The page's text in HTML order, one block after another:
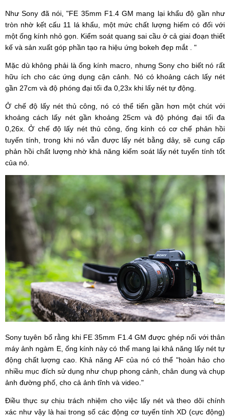
Như Sony đã nói, "FE 35mm F1.4 GM mang lại khẩu độ gần như
tròn nhờ kết cấu 11 lá khẩu, một mức chất lượng hiếm có đối với
một ống kính nhỏ gọn. Kiểm soát quang sai cầu ở cả giai đoạn thiết
kế và sản xuất góp phần tạo ra hiệu ứng bokeh đẹp mắt . "
Mặc dù không phải là ống kính macro, nhưng Sony cho biết nó rất
hữu ích cho các ứng dụng cận cảnh. Nó có khoảng cách lấy nét
gần 27cm và độ phóng đại tối đa 0,23x khi lấy nét tự động.
Ở chế độ lấy nét thủ công, nó có thể tiến gần hơn một chút với
khoảng cách lấy nét gần khoảng 25cm và độ phóng đại tối đa
0,26x. Ở chế độ lấy nét thủ công, ống kính có cơ chế phản hồi
tuyến tính, trong khi nó vẫn được lấy nét bằng dây, sẽ cung cấp
phản hồi chất lượng nhờ khả năng kiểm soát lấy nét tuyến tính tốt
của nó.
Sony tuyên bố rằng khi FE 35mm F1.4 GM được ghép nối với thân
máy ảnh ngàm E, ống kính này có thể mang lại khả năng lấy nét tự
động chất lượng cao. Khả năng AF của nó có thể "hoàn hảo cho
nhiều mục đích sử dụng như chụp phong cảnh, chân dung và chụp
ảnh đường phố, cho cả ảnh tĩnh và video."
Điều thực sự chịu trách nhiệm cho việc lấy nét và theo dõi chính
xác như vậy là hai trong số các động cơ tuyến tính XD (cực động)